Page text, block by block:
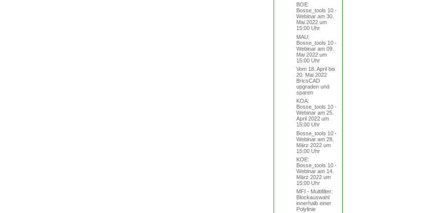
BOE:
Bosse_tools 10 -
Webinar am 30.
Mai 2022 um
15:00 Uhr
MAU:
Bosse_tools 10 -
Webinar am 09.
Mai 2022 um
15:00 Uhr
Vom 18. April bis
20. Mai 2022
BricsCAD
upgraden und
sparen
KOA:
Bosse_tools 10 -
Webinar am 25.
April 2022 um
15:00 Uhr
Bosse_tools 10 -
Webinar am 28.
März 2022 um
15:00 Uhr
KOE:
Bosse_tools 10 -
Webinar am 14.
März 2022 um
15:00 Uhr
MFI - Multifilter:
Blockauswahl
innerhalb einer
Polylinie